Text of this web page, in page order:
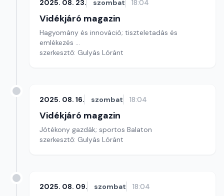
2025. 08. 23. szombat 18:04
Vidékjáró magazin
Hagyomány és innováció; tiszteletadás és
emlékezés ...
szerkesztő: Gulyás Lóránt
2025. 08. 16. szombat 18:04
Vidékjáró magazin
Jótékony gazdák; sportos Balaton
szerkesztő: Gulyás Lóránt
2025. 08. 09. szombat 18:04